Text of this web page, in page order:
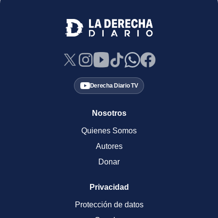
Derecha Diario TV
Nosotros
Quienes Somos
Autores
Donar
Privacidad
Protección de datos